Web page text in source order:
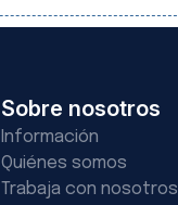
Sobre nosotros
Información
Quiénes somos
Trabaja con nosotros